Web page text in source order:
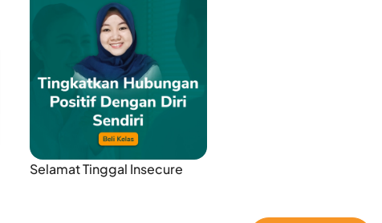
Selamat Tinggal Insecure